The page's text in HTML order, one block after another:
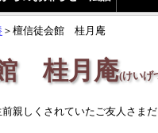
＞檀信徒会館 桂月庵
桂月庵(けいげ
親しくされていたご友人さま